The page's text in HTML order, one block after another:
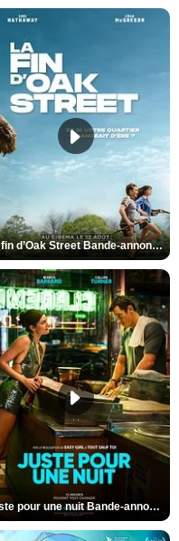
La fin d’Oak Street Bande-annonce VO STFR
Juste pour une nuit Bande-annonce VO STFR